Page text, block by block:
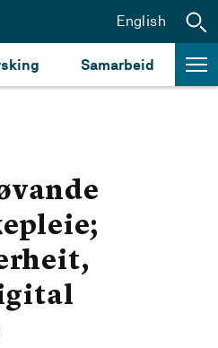
Samarbeid
English